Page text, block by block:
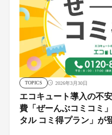
TOPICS 2026年3月30日
エコキュート導入の不
費「ぜーんぶコミコミ
タル コミ得プラン」が